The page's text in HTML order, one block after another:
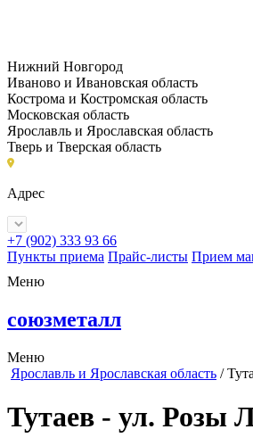
Нижний Новгород
Иваново и Ивановская область
Кострома и Костромская область
Московская область
Ярославль и Ярославская область
Тверь и Тверская область
Адрес
+7 (902) 333 93 66
Пункты приема Прайс-листы Прием
Меню
союзметалл
Меню
Ярославль и Ярославская область /
Тутаев - ул. Розы